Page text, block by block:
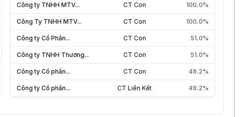
Công ty TNHH MTV... CT Con 100.0%
Công Ty TNHH MTV... CT Con 100.0%
Công ty Cổ Phần... CT Con 51.0%
Công ty TNHH Thương... CT Con 51.0%
Công ty Cổ phần... CT Con 49.2%
Công ty Cổ phần... CT Liên Kết 49.2%